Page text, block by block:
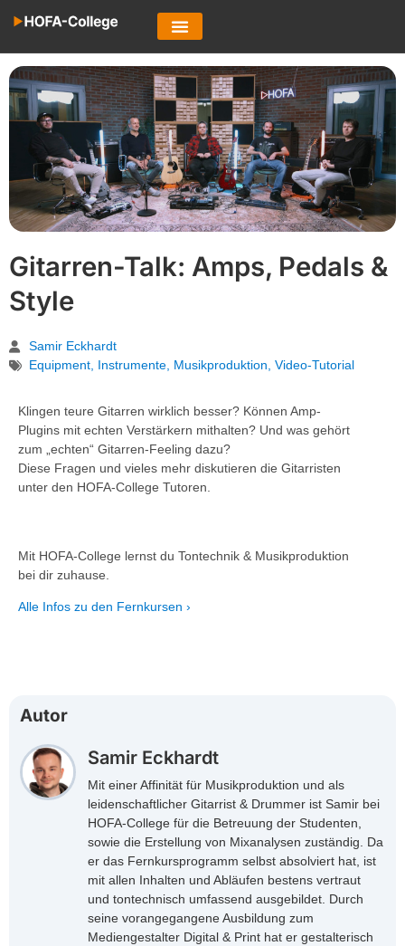
Gitarren-Talk: Amps, Pedals &
Style
Samir Eckhardt
Equipment, Instrumente, Musikproduktion, Video-Tutorial
Klingen teure Gitarren wirklich besser? Können Amp-
Plugins mit echten Verstärkern mithalten? Und was gehört
zum „echten“ Gitarren-Feeling dazu?
Diese Fragen und vieles mehr diskutieren die Gitarristen
unter den HOFA-College Tutoren.
Mit HOFA-College lernst du Tontechnik & Musikproduktion
bei dir zuhause.
Alle Infos zu den Fernkursen ›
Autor
Samir Eckhardt
Mit einer Affinität für Musikproduktion und als
leidenschaftlicher Gitarrist & Drummer ist Samir bei
HOFA-College für die Betreuung der Studenten,
sowie die Erstellung von Mixanalysen zuständig. Da
er das Fernkursprogramm selbst absolviert hat, ist
mit allen Inhalten und Abläufen bestens vertraut
und tontechnisch umfassend ausgebildet. Durch
seine vorangegangene Ausbildung zum
Mediengestalter Digital & Print hat er gestalterisch